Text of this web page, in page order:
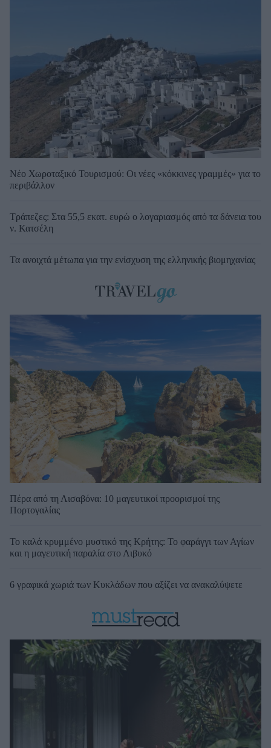
Νέο Χωροταξικό Τουρισμού: Οι νέες «κόκκινες γραμμές» για το
περιβάλλον
Τράπεζες: Στα 55,5 εκατ. ευρώ ο λογαριασμός από τα δάνεια του
ν. Κατσέλη
Τα ανοιχτά μέτωπα για την ενίσχυση της ελληνικής βιομηχανίας
Πέρα από τη Λισαβόνα: 10 μαγευτικοί προορισμοί της
Πορτογαλίας
Το καλά κρυμμένο μυστικό της Κρήτης: Το φαράγγι των Αγίων
και η μαγευτική παραλία στο Λιβυκό
6 γραφικά χωριά των Κυκλάδων που αξίζει να ανακαλύψετε